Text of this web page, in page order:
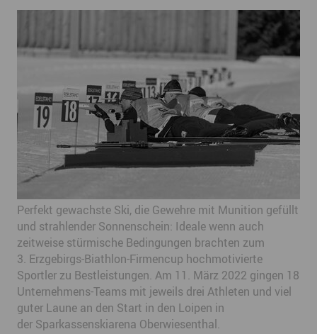
Perfekt gewachste Ski, die Gewehre mit Munition gefüllt
und strahlender Sonnenschein: Ideale wenn auch
zeitweise stürmische Bedingungen brachten zum
3. Erzgebirgs-Biathlon-Firmencup hochmotivierte
Sportler zu Bestleistungen. Am 11. März 2022 gingen 18
Unternehmens-Teams mit jeweils drei Athleten und viel
guter Laune an den Start in den Loipen in
der Sparkassenskiarena Oberwiesenthal.